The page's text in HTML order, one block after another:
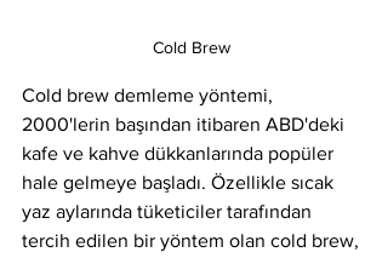
Cold Brew
Cold brew demleme yöntemi,
2000'lerin başından itibaren ABD'deki
kafe ve kahve dükkanlarında popüler
hale gelmeye başladı. Özellikle sıcak
yaz aylarında tüketiciler tarafından
tercih edilen bir yöntem olan cold brew,